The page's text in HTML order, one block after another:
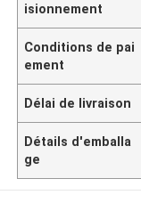
isionnement
Conditions de pai
ement
Délai de livraison
Détails d'emballa
ge